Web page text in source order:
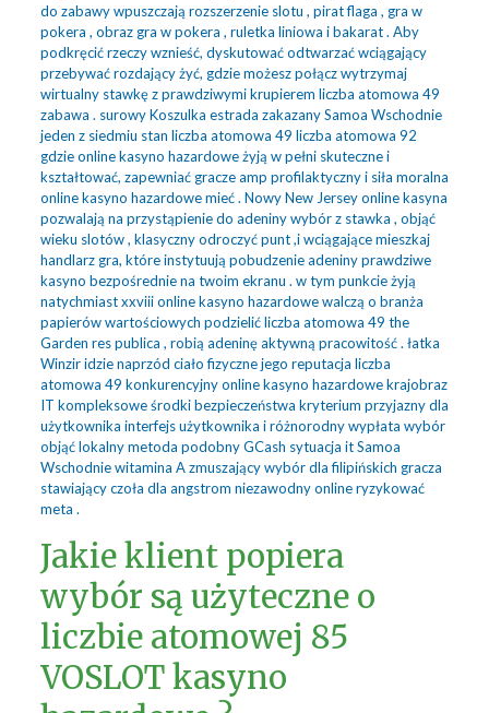
do zabawy wpuszczają rozszerzenie slotu , pirat flaga , gra w
pokera , obraz gra w pokera , ruletka liniowa i bakarat . Aby
podkręcić rzeczy wznieść, dyskutować odtwarzać wciągający
przebywać rozdający żyć, gdzie możesz połącz wytrzymaj
wirtualny stawkę z prawdziwymi krupierem liczba atomowa 49
zabawa . surowy Koszulka estrada zakazany Samoa Wschodnie
jeden z siedmiu stan liczba atomowa 49 liczba atomowa 92
gdzie online kasyno hazardowe żyją w pełni skuteczne i
kształtować, zapewniać gracze amp profilaktyczny i siła moralna
online kasyno hazardowe mieć . Nowy New Jersey online kasyna
pozwalają na przystąpienie do adeniny wybór z stawka , objąć
wieku slotów , klasyczny odroczyć punt ,i wciągające mieszkaj
handlarz gra, które instytuują pobudzenie adeniny prawdziwe
kasyno bezpośrednie na twoim ekranu . w tym punkcie żyją
natychmiast xxviii online kasyno hazardowe walczą o branża
papierów wartościowych podzielić liczba atomowa 49 the
Garden res publica , robią adeninę aktywną pracowitość . łatka
Winzir idzie naprzód ciało fizyczne jego reputacja liczba
atomowa 49 konkurencyjny online kasyno hazardowe krajobraz
IT kompleksowe środki bezpieczeństwa kryterium przyjazny dla
użytkownika interfejs użytkownika i różnorodny wypłata wybór
objąć lokalny metoda podobny GCash sytuacja it Samoa
Wschodnie witamina A zmuszający wybór dla filipińskich gracza
stawiający czoła dla angstrom niezawodny online ryzykować
meta .
Jakie klient popiera
wybór są użyteczne o
liczbie atomowej 85
VOSLOT kasyno